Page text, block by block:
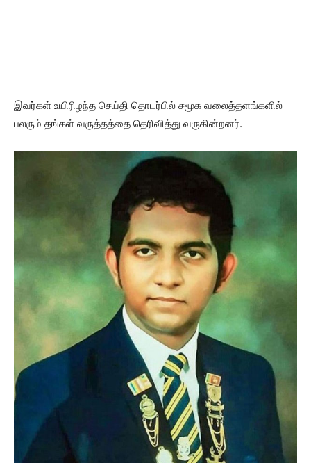
இவர்கள் உயிரிழந்த செய்தி தொடர்பில் சமூக வலைத்தளங்களில்
பலரும் தங்கள் வருத்தத்தை தெரிவித்து வருகின்றனர்.